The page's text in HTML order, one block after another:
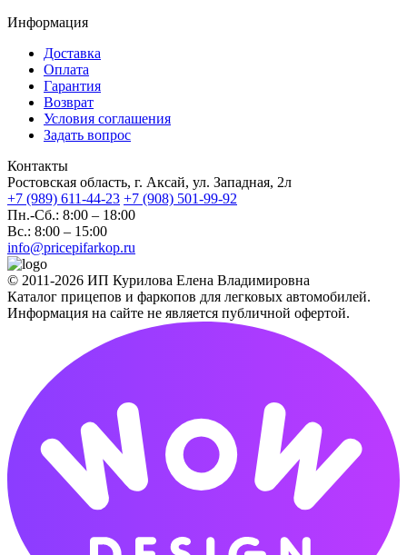
Информация
Доставка
Оплата
Гарантия
Возврат
Условия соглашения
Задать вопрос
Контакты
Ростовская область, г. Аксай, ул. Западная, 2л
+7 (989) 611-44-23 +7 (908) 501-99-92
Пн.-Сб.: 8:00 – 18:00
Вс.: 8:00 – 15:00
info@pricepifarkop.ru
© 2011-2026 ИП Курилова Елена Владимировна
Каталог прицепов и фаркопов для легковых автомобилей.
Информация на сайте не является публичной офертой.